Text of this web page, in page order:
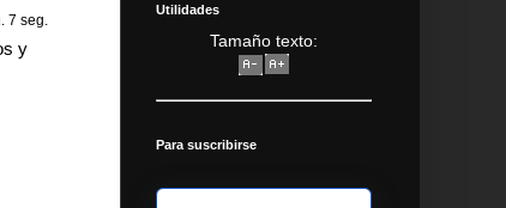
7 seg.
y
Utilidades
Tamaño texto:
Para suscribirse